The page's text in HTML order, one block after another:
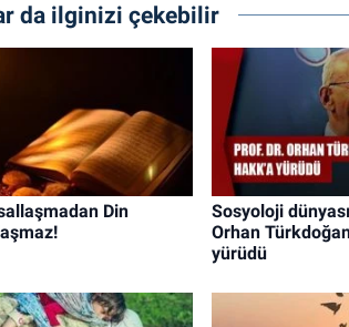
da ilginizi çekebilir
Din
Sosyoloji
Orhan
yürüdü